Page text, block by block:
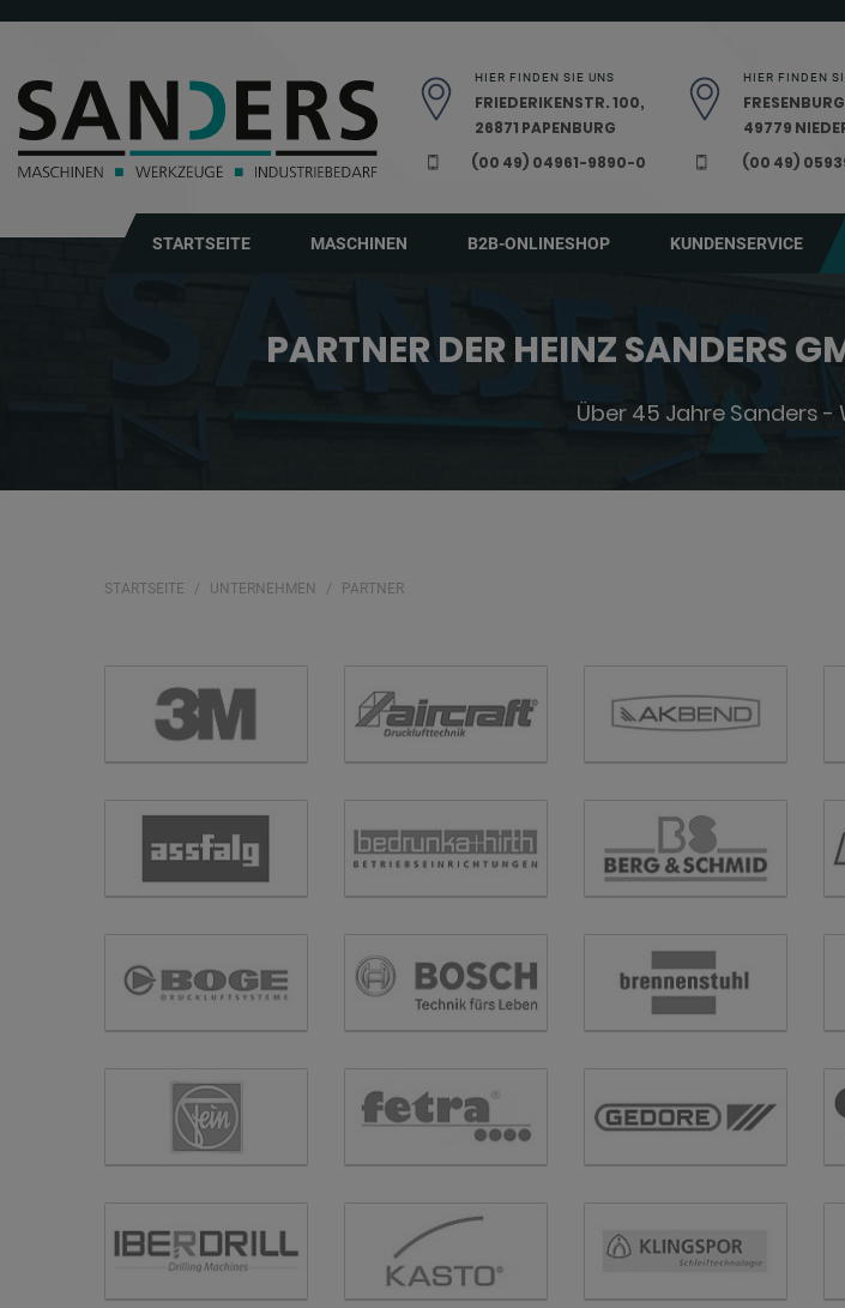
HIER FINDEN SIE UNS
FRIEDERIKENSTR. 100,
26871 PAPENBURG
(00 49) 04961-9890-0
HIER FINDEN
49779
(00 49)
STARTSEITE MASCHINEN B2B-ONLINESHOP KUNDENSERVICE
PARTNER DER HEINZ SANDERS
Über 45 Jahre Sanders -
STARTSEITE UNTERNEHMEN PARTNER